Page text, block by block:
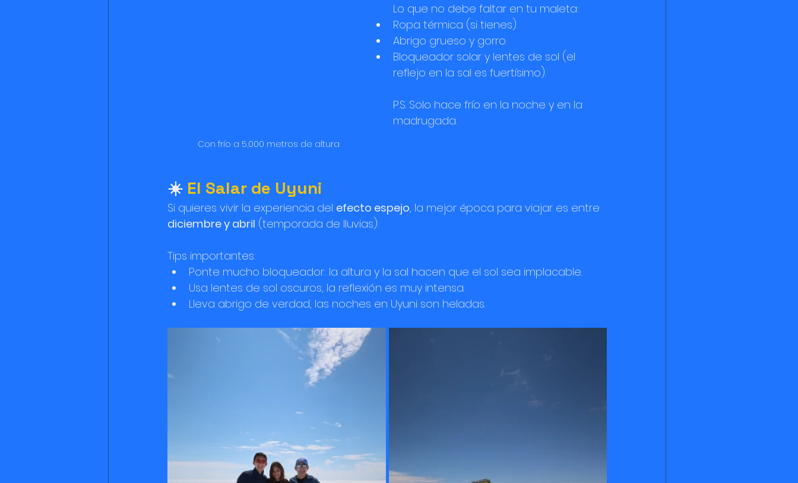
Con frío a 5,000 metros de altura
Lo que no debe faltar en tu maleta:
Ropa térmica (si tienes).
Abrigo grueso y gorro.
Bloqueador solar y lentes de sol (el
reflejo en la sal es fuertísimo).
P.S. Solo hace frío en la noche y en la
madrugada.
☀️ El Salar de Uyuni
Si quieres vivir la experiencia del efecto espejo, la mejor época para viajar es entre
diciembre y abril (temporada de lluvias).
Tips importantes:
Ponte mucho bloqueador: la altura y la sal hacen que el sol sea implacable.
Usa lentes de sol oscuros, la reflexión es muy intensa.
Lleva abrigo de verdad, las noches en Uyuni son heladas.